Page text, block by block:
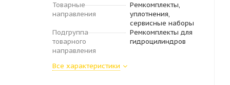
Товарные
направления
Ремкомплекты,
уплотнения,
сервисные наборы
Подгруппа
товарного
направления
Ремкомплекты для
гидроцилиндров
Все характеристики